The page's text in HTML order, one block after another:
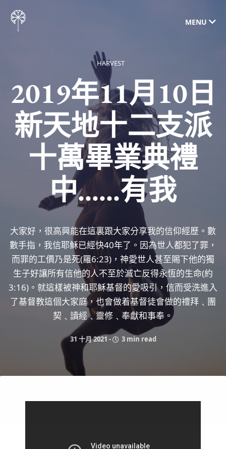
MENU
HARVEST
2019年11月10日
新天地十二支派
十萬畢業典禮
中......有我
大家好，很高興能在這裏跟大家分享我的信仰經歷。數
數手指，我信耶穌已經快40年了。因為世人都犯了罪，
而罪的工價乃是死(羅6:23)，神愛世人甚至賜下他的獨
生子好讓所有信他的人不至於滅亡反得永恆的生命(約
3:16)。就這樣被神和耶穌基督的愛吸引，信而受洗進入
了基督教這個大家庭，也會做着基督徒會做的禮拜﹑團
契﹑讀經﹑靈修﹑奉獻和事奉。
31 十月 2021 - 3 min read